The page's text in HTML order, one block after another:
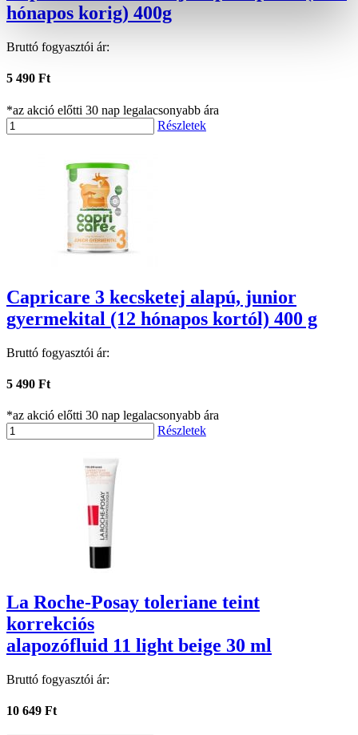
hónapos korig) 400g
Bruttó fogyasztói ár:
5 490 Ft
*az akció előtti 30 nap legalacsonyabb ára
Részletek
Capricare 3 kecsketej alapú, junior
gyermekital (12 hónapos kortól) 400 g
Bruttó fogyasztói ár:
5 490 Ft
*az akció előtti 30 nap legalacsonyabb ára
Részletek
La Roche-Posay toleriane teint
korrekciós
alapozófluid 11 light beige 30 ml
Bruttó fogyasztói ár:
10 649 Ft